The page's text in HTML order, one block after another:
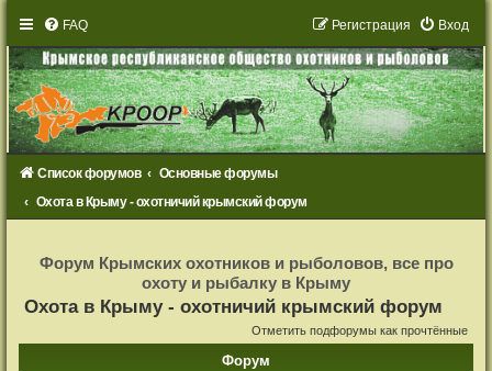
FAQ Вход
Регистрация
Список форумов
Основные форумы
Охота в Крыму - охотничий крымский форум
с
т
Форум Крымских охотников и рыболовов, все про
охоту и рыбалку в Крыму
Охота в Крыму - охотничий крымский форум
Отметить подфорумы как прочтённые
Форум